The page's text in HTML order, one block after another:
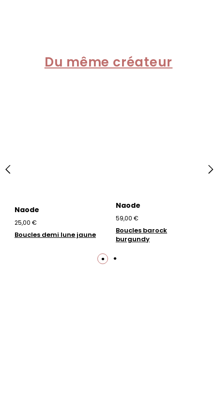
Du même créateur
Naode
25,00 €
Boucles demi lune jaune
Naode
59,00 €
Boucles barock
burgundy